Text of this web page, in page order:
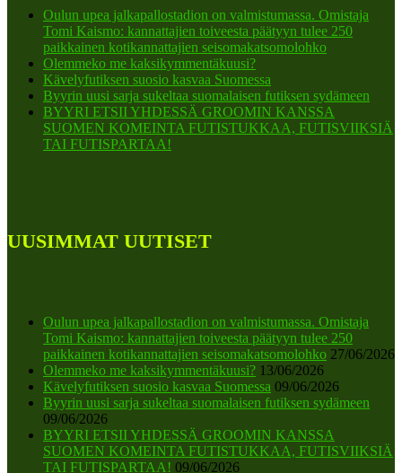
Oulun upea jalkapallostadion on valmistumassa. Omistaja
Tomi Kaismo: kannattajien toiveesta päätyyn tulee 250
paikkainen kotikannattajien seisomakatsomolohko
Olemmeko me kaksikymmentäkuusi?
Kävelyfutiksen suosio kasvaa Suomessa
Byyrin uusi sarja sukeltaa suomalaisen futiksen sydämeen
BYYRI ETSII YHDESSÄ GROOMIN KANSSA
SUOMEN KOMEINTA FUTISTUKKAA, FUTISVIIKSIÄ
TAI FUTISPARTAA!
UUSIMMAT UUTISET
Oulun upea jalkapallostadion on valmistumassa. Omistaja
Tomi Kaismo: kannattajien toiveesta päätyyn tulee 250
paikkainen kotikannattajien seisomakatsomolohko 27/06/2026
Olemmeko me kaksikymmentäkuusi? 13/06/2026
Kävelyfutiksen suosio kasvaa Suomessa 09/06/2026
Byyrin uusi sarja sukeltaa suomalaisen futiksen sydämeen
09/06/2026
BYYRI ETSII YHDESSÄ GROOMIN KANSSA
SUOMEN KOMEINTA FUTISTUKKAA, FUTISVIIKSIÄ
TAI FUTISPARTAA! 09/06/2026